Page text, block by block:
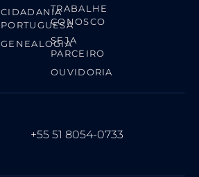
CIDADANIA
PORTUGUESA
GENEALOGIA
TRABALHE
CONOSCO
SEJA
PARCEIRO
OUVIDORIA
+55 51 8054-0733